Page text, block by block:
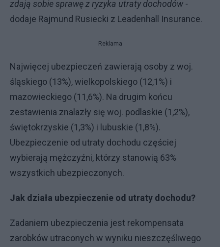
zdają sobie sprawę z ryzyka utraty dochodów -
dodaje Rajmund Rusiecki z Leadenhall Insurance.
Reklama
Najwięcej ubezpieczeń zawierają osoby z woj.
śląskiego (13%), wielkopolskiego (12,1%) i
mazowieckiego (11,6%). Na drugim końcu
zestawienia znalazły się woj. podlaskie (1,2%),
świętokrzyskie (1,3%) i lubuskie (1,8%).
Ubezpieczenie od utraty dochodu częściej
wybierają mężczyźni, którzy stanowią 63%
wszystkich ubezpieczonych.
Jak działa ubezpieczenie od utraty dochodu?
Zadaniem ubezpieczenia jest rekompensata
zarobków utraconych w wyniku nieszczęśliwego